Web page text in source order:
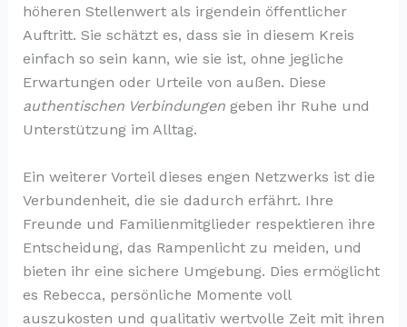
höheren Stellenwert als irgendein öffentlicher
Auftritt. Sie schätzt es, dass sie in diesem Kreis
einfach so sein kann, wie sie ist, ohne jegliche
Erwartungen oder Urteile von außen. Diese
authentischen Verbindungengeben ihr Ruhe und
Unterstützung im Alltag.
Ein weiterer Vorteil dieses engen Netzwerks ist die
Verbundenheit, die sie dadurch erfährt. Ihre
Freunde und Familienmitglieder respektieren ihre
Entscheidung, das Rampenlicht zu meiden, und
bieten ihr eine sichere Umgebung. Dies ermöglicht
es Rebecca, persönliche Momente voll
auszukosten und qualitativ wertvolle Zeit mit ihren